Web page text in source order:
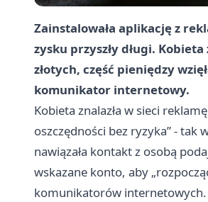
Zainstalowała aplikację z
zysku przyszły długi.
złotych, część pieniędzy
komunikator internetowy.
Kobieta znalazła w sieci
oszczędności bez ryzyka” - tak
nawiązała kontakt z osobą
wskazane konto, aby
komunikatorów internetowych.